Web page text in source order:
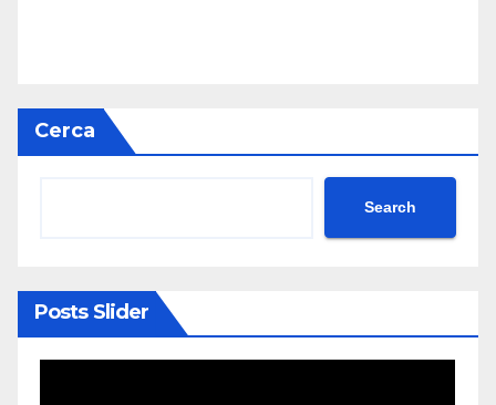
Cerca
Search
Posts Slider